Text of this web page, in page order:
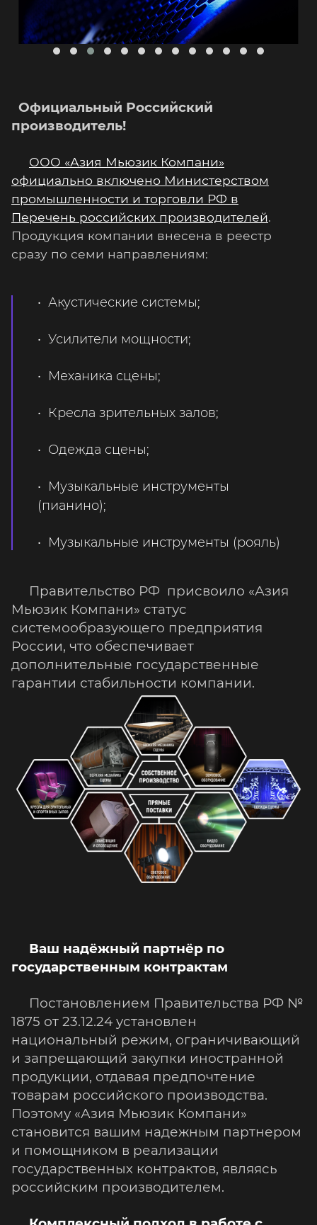
Официальный Российский
производитель!
ООО «Азия Мьюзик Компани»
официально включено Министерством
промышленности и торговли РФ в
Перечень российских производителей.
Продукция компании внесена в реестр
сразу по семи направлениям:
• Акустические системы;
• Усилители мощности;
• Механика сцены;
• Кресла зрительных залов;
• Одежда сцены;
• Музыкальные инструменты
(пианино);
• Музыкальные инструменты (рояль)
Правительство РФ присвоило «Азия
Мьюзик Компани» статус
системообразующего предприятия
России, что обеспечивает
дополнительные государственные
гарантии стабильности компании.
Ваш надёжный партнёр по
государственным контрактам
Постановлением Правительства РФ №
1875 от 23.12.24 установлен
национальный режим, ограничивающий
и запрещающий закупки иностранной
продукции, отдавая предпочтение
товарам российского производства.
Поэтому «Азия Мьюзик Компани»
становится вашим надежным партнером
и помощником в реализации
государственных контрактов, являясь
российским производителем.